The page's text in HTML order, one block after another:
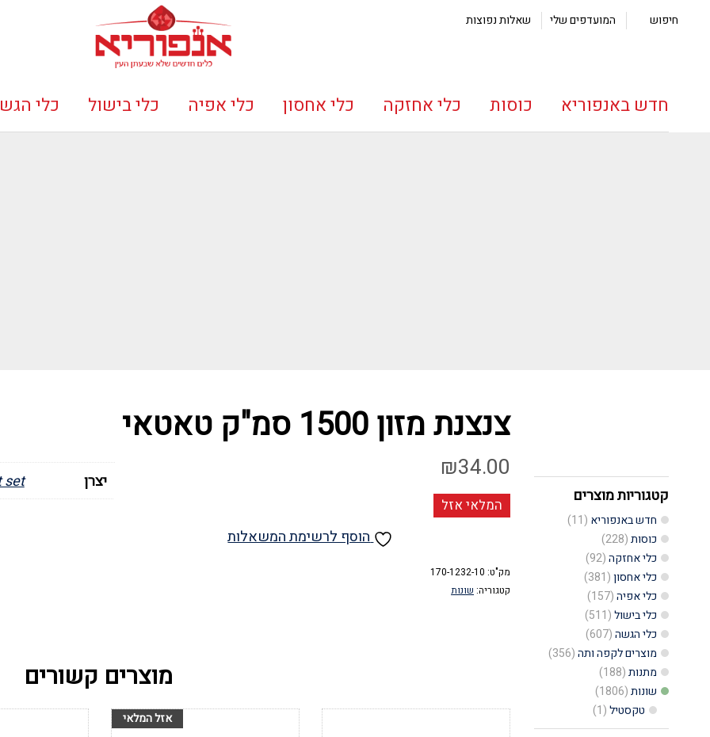
חיפוש המועדפים שלי שאלות נפוצות
חדש באנפוריא כוסות כלי אחזקה כלי אחסון כלי אפיה כלי בישול כלי
קטגוריות מוצרים
חדש באנפוריא (11)
כוסות(228)
כלי אחזקה(92)
כלי אחסון(381)
כלי אפיה(157)
כלי בישול(511)
כלי הגשה(607)
מוצרים לקפה ותה(356)
מתנות(188)
שונות(1806)
טקסטיל(1)
צנצנת מזון 1500 סמ"ק טאטאי
₪34.00
המלאי אזל
הוסף לרשימת המשאלות
מק"ט: 170-1232-10
קטגוריה: שונות
יצרן set
מוצרים קשורים